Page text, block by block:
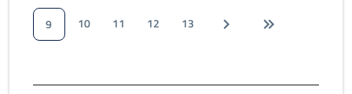
9
10 11 12 13